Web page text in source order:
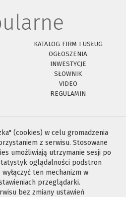
KATALOG FIRM I USŁUG
OGŁOSZENIA
INWESTYCJE
SŁOWNIK
VIDEO
REGULAMIN
(cookies) w celu gromadzenia
z serwisu. Stosowane
umożliwiają utrzymanie sesji po
oglądalności podstron
ten mechanizm w
przeglądarki.
bez zmiany ustawień